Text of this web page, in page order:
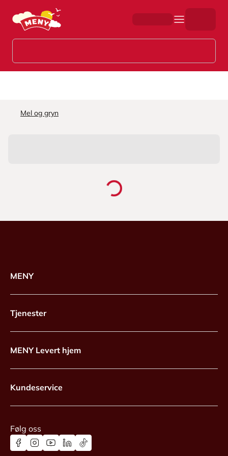
Hopp til hovedinnhold
Mel og gryn
MENY
Tjenester
MENY Levert hjem
Kundeservice
Følg oss